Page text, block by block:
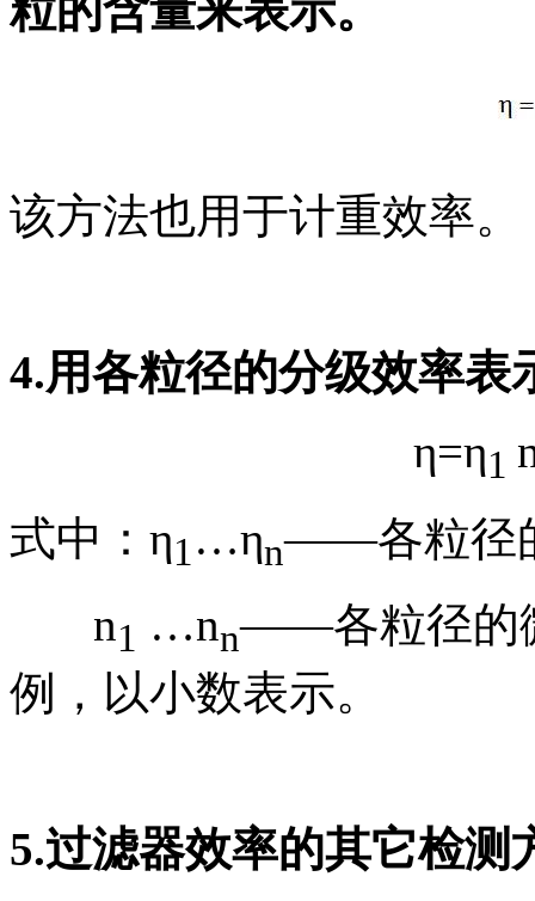
该方法也用于计重效率。
4.用各粒径的分级效率表
η=η1
式中：η1 …ηn——各粒径
n1 …nn——各粒径的
例，以小数表示。
5.过滤器效率的其它检测